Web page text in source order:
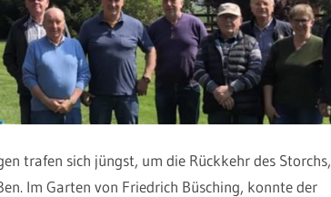
trafen sich jüngst, um die Rückkehr des Storchs,
Im Garten von Friedrich Büsching, konnte der